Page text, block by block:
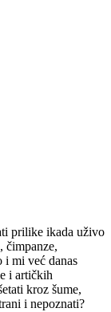
prilike ikada uživo
čimpanze,
i mi već danas
i artičkih
kroz šume,
i nepoznati?